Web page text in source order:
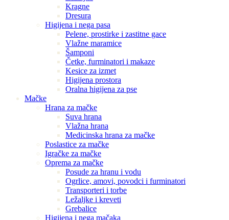
Kragne
Dresura
Higijena i nega pasa
Pelene, prostirke i zastitne gace
Vlažne maramice
Šamponi
Četke, furminatori i makaze
Kesice za izmet
Higijena prostora
Oralna higijena za pse
Mačke
Hrana za mačke
Suva hrana
Vlažna hrana
Medicinska hrana za mačke
Poslastice za mačke
Igračke za mačke
Oprema za mačke
Posude za hranu i vodu
Ogrlice, amovi, povodci i furminatori
Transporteri i torbe
Ležaljke i kreveti
Grebalice
Higijena i nega mačaka